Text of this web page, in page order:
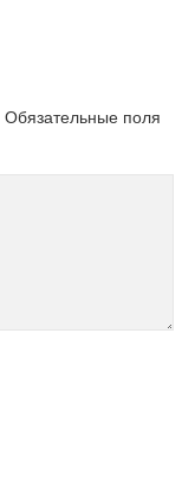
Обязательные поля